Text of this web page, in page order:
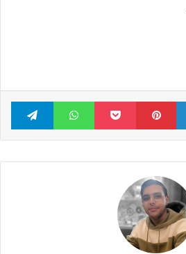
لینکدین ‫پین‌ترست پاکت واتس آپ